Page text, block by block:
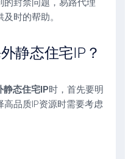
的封禁问题，易路代理
时的帮助。
静态住宅IP？
静态住宅IP时，首先要明
品质IP资源时需要考虑